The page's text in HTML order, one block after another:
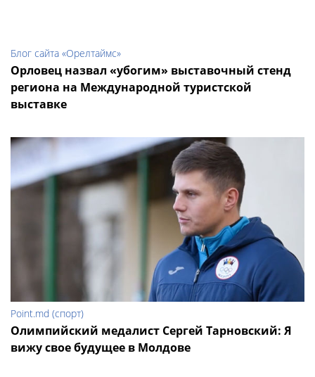
Блог сайта «Орелтаймс»
Орловец назвал «убогим» выставочный стенд
региона на Международной туристской
выставке
Point.md (спорт)
Олимпийский медалист Сергей Тарновский: Я
вижу свое будущее в Молдове